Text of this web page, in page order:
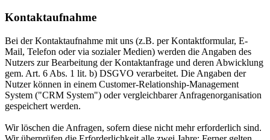
Kontaktaufnahme
Bei der Kontaktaufnahme mit uns (z.B. per Kontaktformular, E-
Mail, Telefon oder via sozialer Medien) werden die Angaben des
Nutzers zur Bearbeitung der Kontaktanfrage und deren Abwicklung
gem. Art. 6 Abs. 1 lit. b) DSGVO verarbeitet. Die Angaben der
Nutzer können in einem Customer-Relationship-Management
System ("CRM System") oder vergleichbarer Anfragenorganisation
gespeichert werden.
Wir löschen die Anfragen, sofern diese nicht mehr erforderlich sind.